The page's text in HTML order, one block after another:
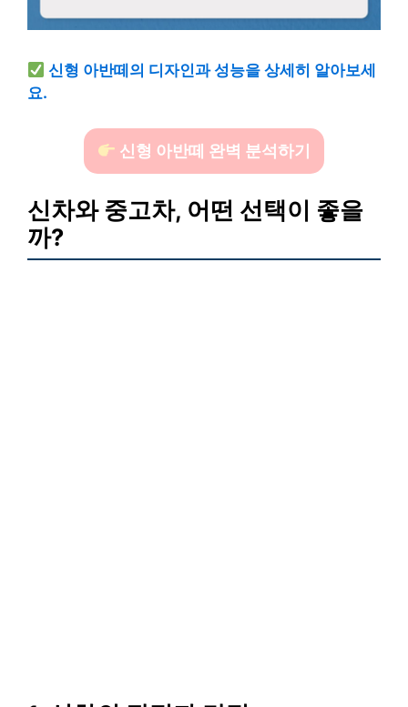
신형 아반떼의 디자인과 성능을 상세히 알아보세
요.
신형 아반떼 완벽 분석하기
신차와 중고차, 어떤 선택이 좋을
까?